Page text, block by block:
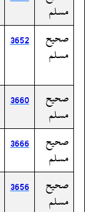
مسلم
صحيح
مسلم
3652
صحيح
مسلم
3660
صحيح
مسلم
3666
صحيح
مسلم
3656